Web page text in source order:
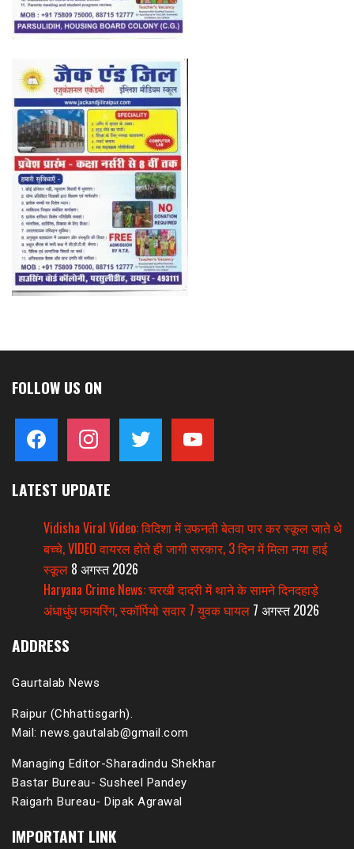
FOLLOW US ON
facebook instagram twitter
LATEST UPDATE
Vidisha Viral Video: विदिशा में उफनती बेतवा पार कर स्कूल जाते थे
बच्चे, VIDEO वायरल होते ही जागी सरकार, 3 दिन में मिला नया हाई
स्कूल 8 अगस्त 2026
Haryana Crime News: चरखी दादरी में थाने के सामने दिनदहाड़े
अंधाधुंध फायरिंग, स्कॉर्पियो सवार 7 युवक घायल 7 अगस्त 2026
ADDRESS
Gaurtalab News
Raipur (Chhattisgarh).
Mail: news.gautalab@gmail.com
Managing Editor-Sharadindu Shekhar
Bastar Bureau- Susheel Pandey
Raigarh Bureau- Dipak Agrawal
IMPORTANT LINK